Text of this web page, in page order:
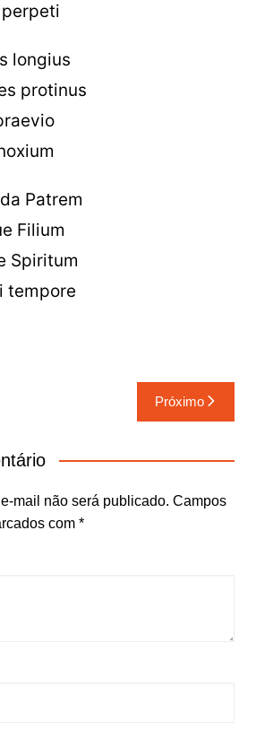
longius
protinus
Patrem
Filium
Spiritum
tempore
Próximo
mail não será publicado. Campos
com *